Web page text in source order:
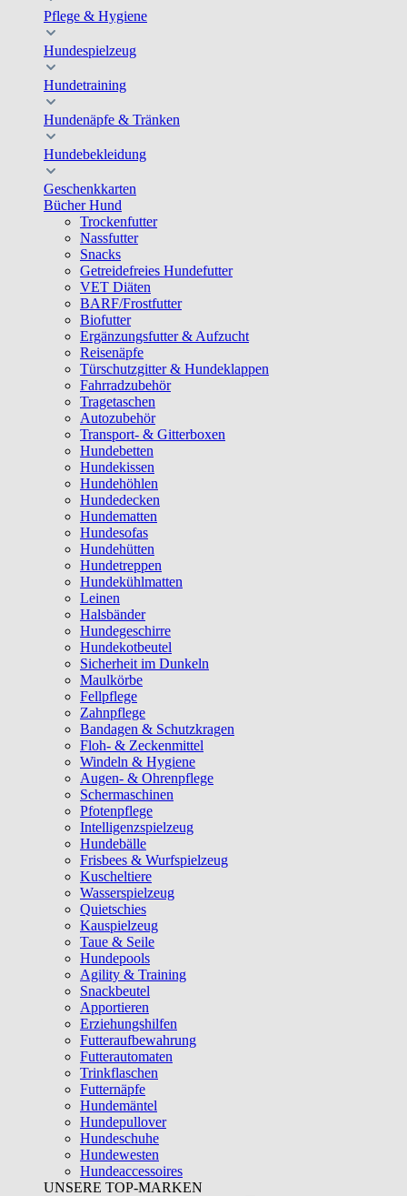
Pflege & Hygiene
Hundespielzeug
Hundetraining
Hundenäpfe & Tränken
Hundebekleidung
Geschenkkarten
Bücher Hund
Trockenfutter
Nassfutter
Snacks
Getreidefreies Hundefutter
VET Diäten
BARF/Frostfutter
Biofutter
Ergänzungsfutter & Aufzucht
Reisenäpfe
Türschutzgitter & Hundeklappen
Fahrradzubehör
Tragetaschen
Autozubehör
Transport- & Gitterboxen
Hundebetten
Hundekissen
Hundehöhlen
Hundedecken
Hundematten
Hundesofas
Hundehütten
Hundetreppen
Hundekühlmatten
Leinen
Halsbänder
Hundegeschirre
Hundekotbeutel
Sicherheit im Dunkeln
Maulkörbe
Fellpflege
Zahnpflege
Bandagen & Schutzkragen
Floh- & Zeckenmittel
Windeln & Hygiene
Augen- & Ohrenpflege
Schermaschinen
Pfotenpflege
Intelligenzspielzeug
Hundebälle
Frisbees & Wurfspielzeug
Kuscheltiere
Wasserspielzeug
Quietschies
Kauspielzeug
Taue & Seile
Hundepools
Agility & Training
Snackbeutel
Apportieren
Erziehungshilfen
Futteraufbewahrung
Futterautomaten
Trinkflaschen
Futternäpfe
Hundemäntel
Hundepullover
Hundeschuhe
Hundewesten
Hundeaccessoires
UNSERE TOP-MARKEN